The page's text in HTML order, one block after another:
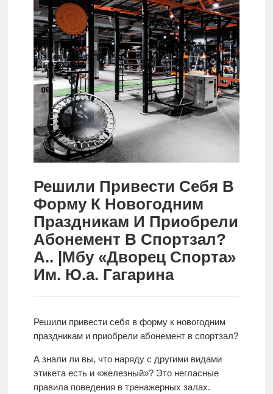
Новости
Родителям
О
нас
Версия для
слабовидящих
Решили Привести Себя В
Форму К Новогодним
Праздникам И Приобрели
Абонемент В Спортзал?
А.. |Мбу «Дворец Спорта»
Им. Ю.а. Гагарина
Решили привести себя в форму к новогодним
праздникам и приобрели абонемент в спортзал?
А знали ли вы, что наряду с другими видами
этикета есть и «железный»? Это негласные
правила поведения в тренажерных залах.